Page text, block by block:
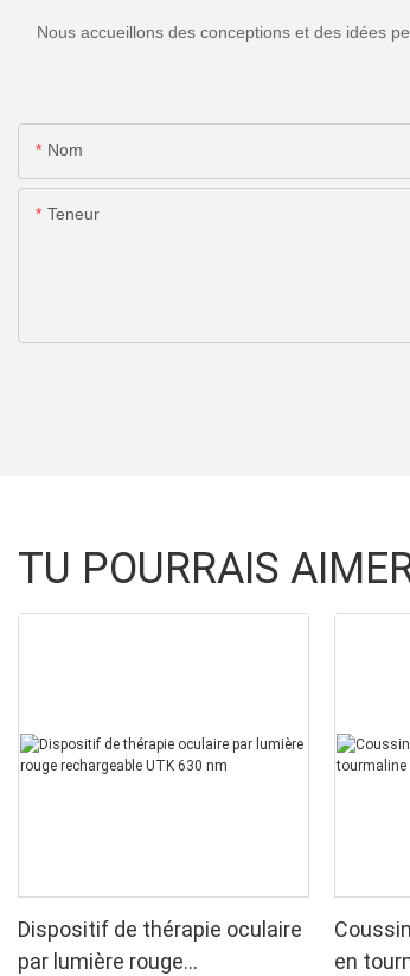
Nous accueillons des conceptions et des idées
Nom
Teneur
TU POURRAIS
Dispositif de thérapie oculaire
par lumière rouge
en